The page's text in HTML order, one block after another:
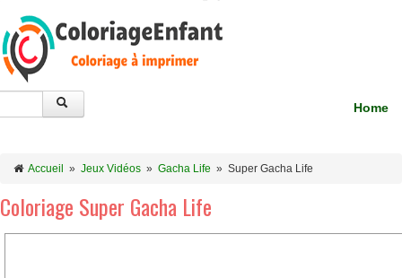
Home
Accueil » Jeux Vidéos » Gacha Life » Super Gacha Life
Coloriage Super Gacha Life